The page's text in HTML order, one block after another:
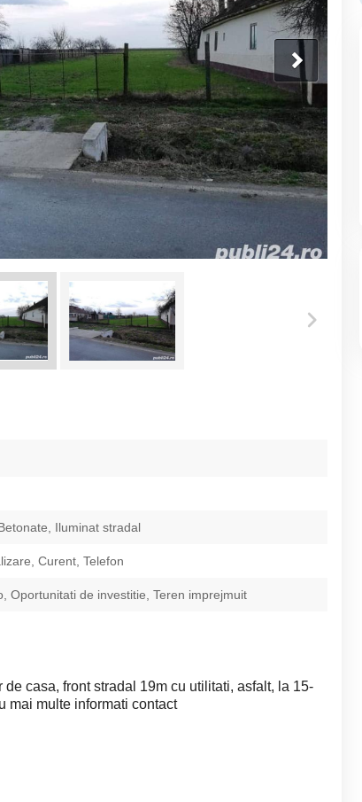
Iluminat stradal
Curent, Telefon
Oportunitati de investitie, Teren imprejmuit
casa, front stradal 19m cu utilitati, asfalt, la 15-
mai multe informati contact